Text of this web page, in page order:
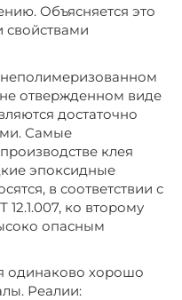
Объясняется это
отвержденном виде
достаточно
Самые
клея
эпоксидные
в соответствии с
ко второму
опасным
одинаково хорошо
Реалии: